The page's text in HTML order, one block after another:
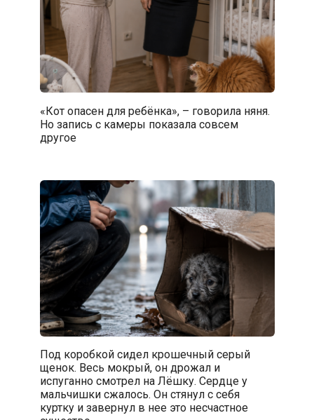
«Кот опасен для ребёнка», – говорила няня.
Но запись с камеры показала совсем
другое
Под коробкой сидел крошечный серый
щенок. Весь мокрый, он дрожал и
испуганно смотрел на Лёшку. Сердце у
мальчишки сжалось. Он стянул с себя
куртку и завернул в нее это несчастное